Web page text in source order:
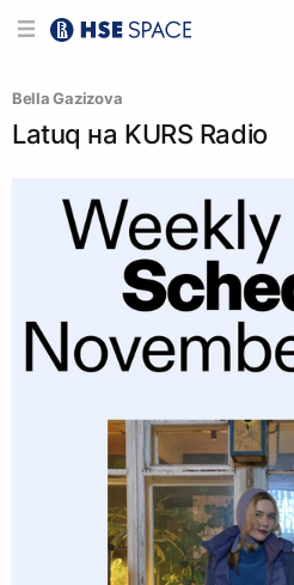
Bella Gazizova
Latuq на KURS Radio